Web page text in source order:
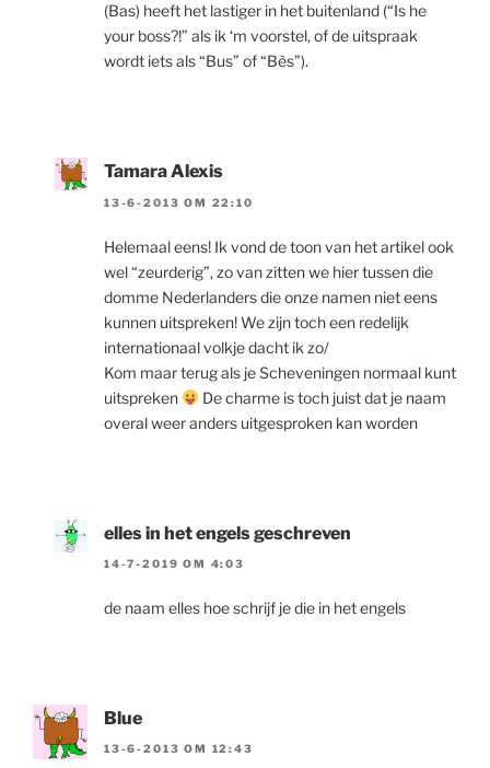
(Bas) heeft het lastiger in het buitenland (“Is he
your boss?!” als ik ‘m voorstel, of de uitspraak
wordt iets als “Bus” of “Bès”).
Tamara Alexis
13-6-2013 OM 22:10
Helemaal eens! Ik vond de toon van het artikel ook
wel “zeurderig”, zo van zitten we hier tussen die
domme Nederlanders die onze namen niet eens
kunnen uitspreken! We zijn toch een redelijk
internationaal volkje dacht ik zo/
Kom maar terug als je Scheveningen normaal kunt
uitspreken
De charme is toch juist dat je naam
overal weer anders uitgesproken kan worden
elles in het engels geschreven
14-7-2019 OM 4:03
de naam elles hoe schrijf je die in het engels
Blue
13-6-2013 OM 12:43